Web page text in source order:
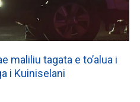
maliliu tagata e to’alua i
i Kuiniselani